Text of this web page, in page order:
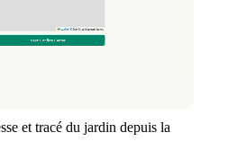
et tracé du jardin depuis la